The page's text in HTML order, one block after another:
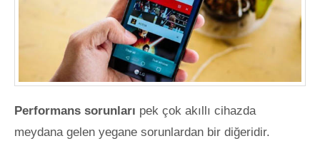
Performans sorunları pek çok akıllı cihazda
meydana gelen yegane sorunlardan bir diğeridir.